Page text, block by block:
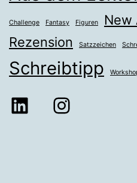
Challenge Fantasy Figuren New
Rezension Satzzeichen
Schreibtipp
LinkedIn